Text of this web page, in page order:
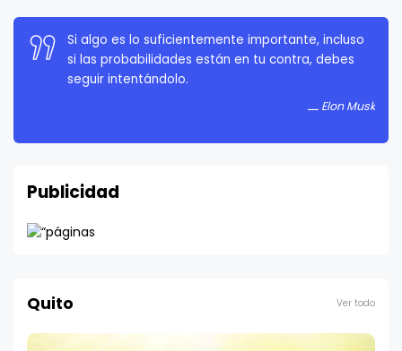
La persistencia es muy importante. No debes
rendirte a menos que estés obligado a rendirte.
Publicidad
Quito Ver todo